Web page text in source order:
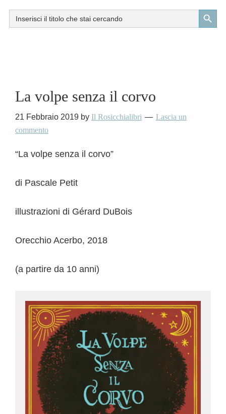
Search
for:
Search Button
La volpe senza il corvo
21 Febbraio 2019 by Il Rosicchialibri
Lascia un
commento
“La volpe senza il corvo”
di Pascale Petit
illustrazioni di Gérard DuBois
Orecchio Acerbo, 2018
(a partire da 10 anni)